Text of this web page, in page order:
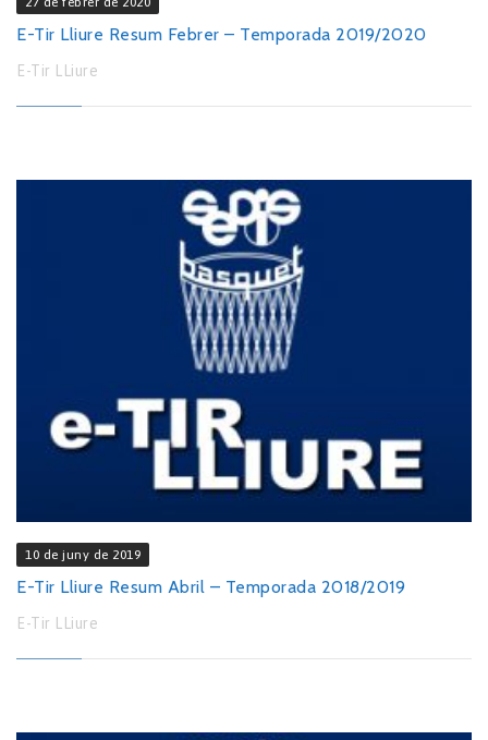
E-Tir Lliure Resum Febrer – Temporada 2019/2020
E-Tir LLiure
10 de juny de 2019
E-Tir Lliure Resum Abril – Temporada 2018/2019
E-Tir LLiure